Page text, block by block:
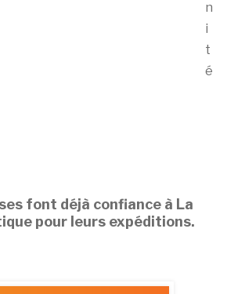
n
i
t
é
font déjà confiance à La
pour leurs expéditions.